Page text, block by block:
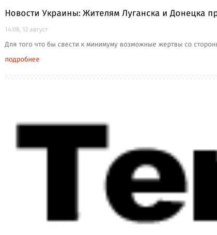
Новости Украины: Жителям Луганска и Донецка
14:08, 12 август
Для того что бы свести к минимуму возможные жертвы со
подробнее